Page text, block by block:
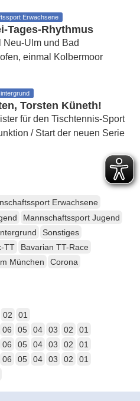
Erwachsene
Tages-Rhythmus
Neu-Ulm und Bad
einmal Kolbermoor
Torsten Küneth!
für den Tischtennis-Sport
/ Start der neuen Serie
Erwachsene
Mannschaftssport Jugend
Sonstiges
TT
Bavarian TT-Race
München Corona
02 01
06 05 04 03 02 01
06 05 04 03 02 01
06 05 04 03 02
01